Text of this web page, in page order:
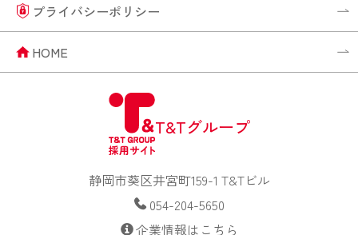
プライバシーポリシー
HOME
T&Tグループ
静岡市葵区井宮町159-1 T&Tビル
054-204-5650
企業情報はこちら